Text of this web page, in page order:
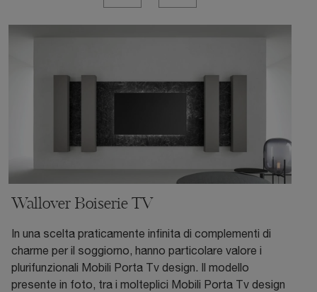
Wallover Boiserie TV
In una scelta praticamente infinita di complementi di
charme per il soggiorno, hanno particolare valore i
plurifunzionali Mobili Porta Tv design. Il modello
presente in foto, tra i molteplici Mobili Porta Tv design